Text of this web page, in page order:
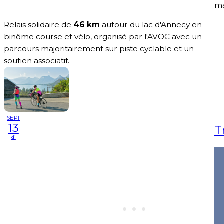
Relais solidaire de 46 km autour du lac d'Annecy en
binôme course et vélo, organisé par l'AVOC avec un
parcours majoritairement sur piste cyclable et un
soutien associatif.
SEPT
13
di